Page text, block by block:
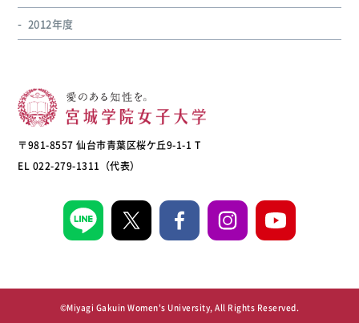
2012年度
〒981-8557 仙台市青葉区桜ケ丘9-1-1 T
EL 022-279-1311（代表）
©Miyagi Gakuin Women's University, All Rights Reserved.